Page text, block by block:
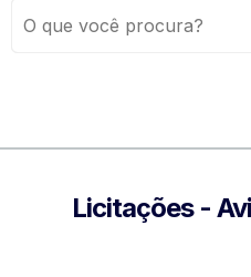
Licitações -